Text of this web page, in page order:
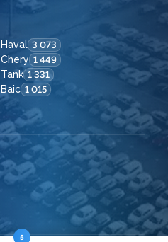
Haval 3 073
Chery 1 449
Tank 1 331
Baic 1 015
5